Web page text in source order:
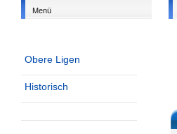
Menü
Obere Ligen
Historisch